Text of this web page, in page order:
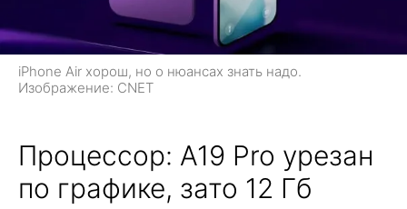
iPhone Air хорош, но о нюансах знать надо.
Изображение: CNET
Процессор: A19 Pro урезан
по графике, зато 12 Гб